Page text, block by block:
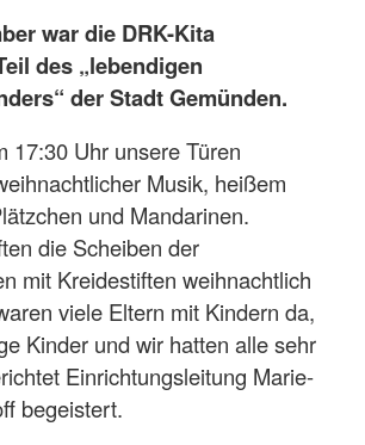
war die DRK-Kita
des „lebendigen
der Stadt Gemünden.
17:30 Uhr unsere Türen
Musik, heißem
und Mandarinen.
die Scheiben der
mit Kreidestiften weihnachtlich
viele Eltern mit Kindern da,
Kinder und wir hatten alle sehr
Einrichtungsleitung Marie-
begeistert.